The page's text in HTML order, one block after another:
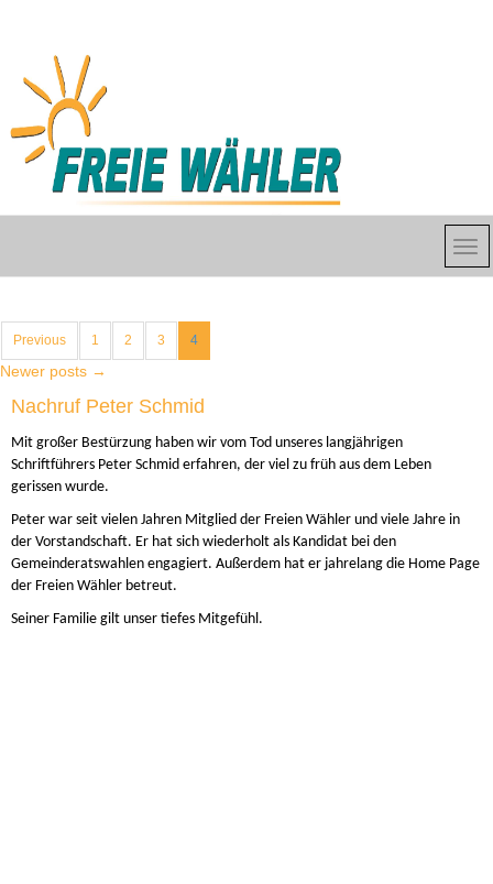
Previous 1 2 3 4
Newer posts →
Nachruf Peter Schmid
Mit großer Bestürzung haben wir vom Tod unseres langjährigen
Schriftführers Peter Schmid erfahren, der viel zu früh aus dem Leben
gerissen wurde.
Peter war seit vielen Jahren Mitglied der Freien Wähler und viele Jahre in
der Vorstandschaft. Er hat sich wiederholt als Kandidat bei den
Gemeinderatswahlen engagiert. Außerdem hat er jahrelang die Home Page
der Freien Wähler betreut.
Seiner Familie gilt unser tiefes Mitgefühl.